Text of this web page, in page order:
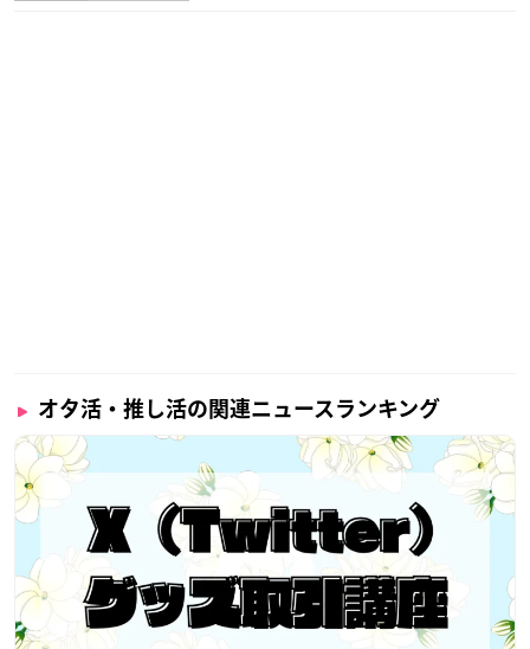
オタ活・推し活の関連ニュースランキング